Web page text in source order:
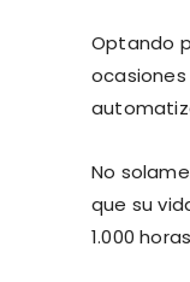
Optando
No
que su
1.000